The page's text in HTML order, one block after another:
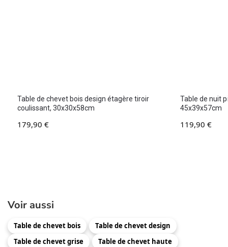
Table de chevet bois design étagère tiroir
coulissant, 30x30x58cm
179,90 €
Table de nuit
45x39x57cm
119,90 €
Voir aussi
Table de chevet bois
Table de chevet design
Table de chevet grise
Table de chevet haute